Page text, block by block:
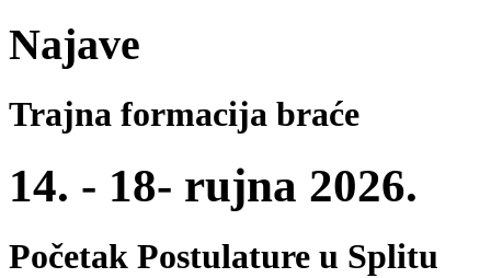
Najave
Trajna formacija braće
14. - 18- rujna 2026.
Početak Postulature u Splitu